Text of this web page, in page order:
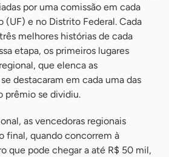
por uma comissão em cada
(UF) e no Distrito Federal. Cada
melhores histórias de cada
etapa, os primeiros lugares
que elenca as
destacaram em cada uma das
prêmio se dividiu.
as vencedoras regionais
final, quando concorrem à
que pode chegar a até R$ 50 mil,